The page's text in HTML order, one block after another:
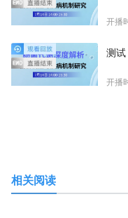
开播
测试
开播
相关阅读